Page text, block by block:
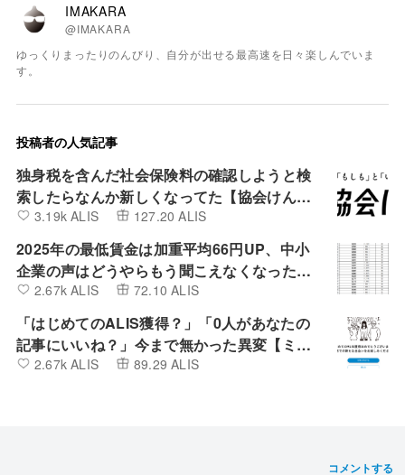
IMAKARA
@IMAKARA
ゆっくりまったりのんびり、自分が出せる最高速を日々楽しんでいま
す。
投稿者の人気記事
独身税を含んだ社会保険料の確認しようと検
索したらなんか新しくなってた【協会けん
ぽ】3.19k ALIS 127.20 ALIS
2025年の最低賃金は加重平均66円UP、中小
企業の声はどうやらもう聞こえなくなったよ
うです。
2.67k ALIS 72.10 ALIS
「はじめてのALIS獲得？」「0人があなたの
記事にいいね？」今まで無かった異変【ミン
カブIR】
2.67k ALIS 89.29 ALIS
コメントする